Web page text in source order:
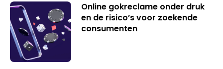
Online gokreclame onder druk
en de risico’s voor zoekende
consumenten